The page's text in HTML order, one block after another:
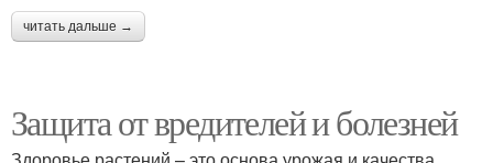
читать дальше →
Защита от вредителей и болезней